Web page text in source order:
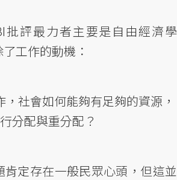
批評最力者主要是自由經濟學
工作的動機：
社會如何能夠有足夠的資源，
分配與重分配？
肯定存在一般民眾心頭，但這並